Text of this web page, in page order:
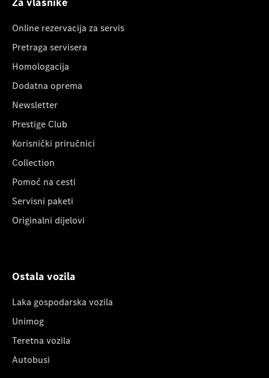
Online rezervacija za servis
Pretraga servisera
Homologacija
Dodatna oprema
Newsletter
Prestige Club
Korisnički priručnici
Collection
Pomoć na cesti
Servisni paketi
Originalni dijelovi
Ostala vozila
Laka gospodarska vozila
Unimog
Teretna vozila
Autobusi